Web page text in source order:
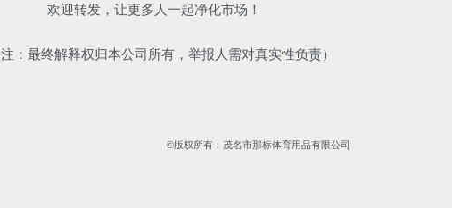
欢迎转发，让更多人一起净化市场！
注：最终解释权归本公司所有，举报人需对真实性负责）
©版权所有：茂名市那标体育用品有限公司